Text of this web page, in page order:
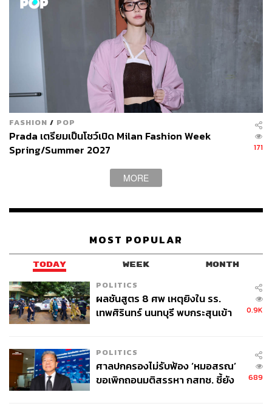
HOURGLASS
HOURGLASS เปิดตัว No.15 Blush Brush แปรงปัดแก้มหัว
ตัด เหมาะสำหรับใช้คู่กับบลัชออนเนื้อน้ำหรือเนื้อครีม ขน
แปรงออกแบบให้ช่วยลงบลัชออนอย่างไร้ที่ติ ด้ามจับทำจาก
อะลูมิเนียม ช่วยให้แต่งหน้าได้อย่างเบาสบายและควบคุมการ
ใช้งานอย่างแม่นยำ
FASHION / POP
Prada เตรียมเป็นโชว์เปิด Milan Fashion Week
Spring/Summer 2027
171
MORE
MOST POPULAR
TODAY WEEK MONTH
POLITICS
ผลชันสูตร 8 ศพ เหตุยิงใน รร.
เทพศิรินทร์ นนทบุรี พบกระสุนเข้า
0.9K
POLITICS
ศาลปกครองไม่รับฟ้อง ‘หมอสรณ’
ขอเพิกถอนมติสรรหา กสทช. ชี้ยัง
689